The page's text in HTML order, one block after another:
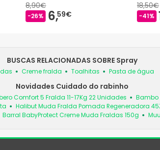
8,90€
-26% 6,59€
18,50€
-41%
BUSCAS RELACIONADAS SOBRE Spray
Creme fralda Toalhitas Pasta de água
Novidades Cuidado do rabinho
Comfort 5 Fralda 11-17Kg 22 Unidades
Bambo
Halibut Muda Fralda Pomada Regeneradora
Barral BabyProtect Creme Muda Fraldas 150g